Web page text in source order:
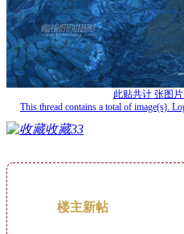
此贴共计 张图
This thread contains a total of image(s).
收藏33
楼主新帖